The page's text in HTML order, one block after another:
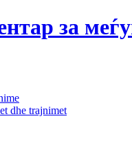
за
dhe trajnimet